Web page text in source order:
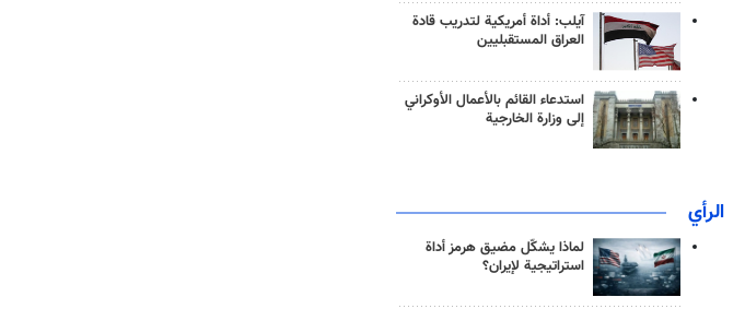
آيلب: أداة أمريكية لتدريب قادة
العراق المستقبليين
استدعاء القائم بالأعمال الأوكراني
إلى وزارة الخارجية
الرأي
لماذا يشكّل مضيق هرمز أداة
استراتيجية لإيران؟